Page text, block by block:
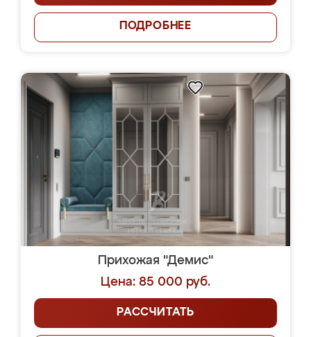
ПОДРОБНЕЕ
Прихожая "Демис"
Цена: 85 000 руб.
РАССЧИТАТЬ